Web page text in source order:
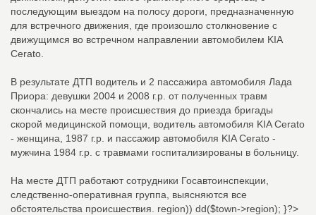
последующим выездом на полосу дороги, предназначенную
для встречного движения, где произошло столкновение с
движущимся во встречном направлении автомобилем KIA
Cerato.
В результате ДТП водитель и 2 пассажира автомобиля Лада
Приора: девушки 2004 и 2008 г.р. от полученных травм
скончались на месте происшествия до приезда бригады
скорой медицинской помощи, водитель автомобиля KIA Cerato
- женщина, 1987 г.р. и пассажир автомобиля KIA Cerato -
мужчина 1984 г.р. с травмами госпитализированы в больницу.
На месте ДТП работают сотрудники Госавтоинспекции,
следственно-оперативная группа, выясняются все
обстоятельства происшествия. region)) dd($town->region); }?>